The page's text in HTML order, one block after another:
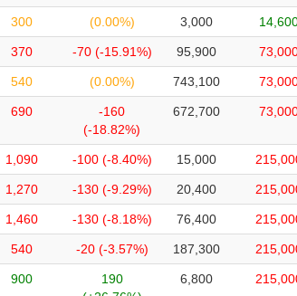
300 (0.00%) 3,000
370 -70 (-15.91%) 95,900
540 (0.00%) 743,100
690
-160
(-18.82%)
672,700
1,090 -100 (-8.40%) 15,000
1,270 -130 (-9.29%) 20,400
1,460 -130 (-8.18%) 76,400
540 -20 (-3.57%) 187,300
900
190
6,800